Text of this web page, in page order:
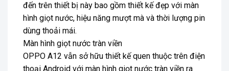
đến trên thiết bị này bao gồm thiết kế đẹp với màn
hình giọt nước, hiệu năng mượt mà và thời lượng pin
dùng thoải mái.
Màn hình giọt nước tràn viền
OPPO A12 vẫn sở hữu thiết kế quen thuộc trên điện
thoại Android với màn hình giọt nước tràn viền ra